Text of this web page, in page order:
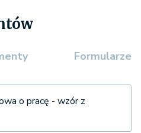
Formularze
o pracę - wzór z